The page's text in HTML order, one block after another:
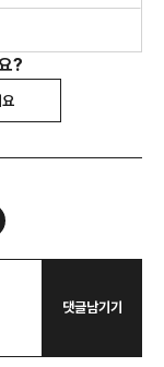
?
댓글남기기